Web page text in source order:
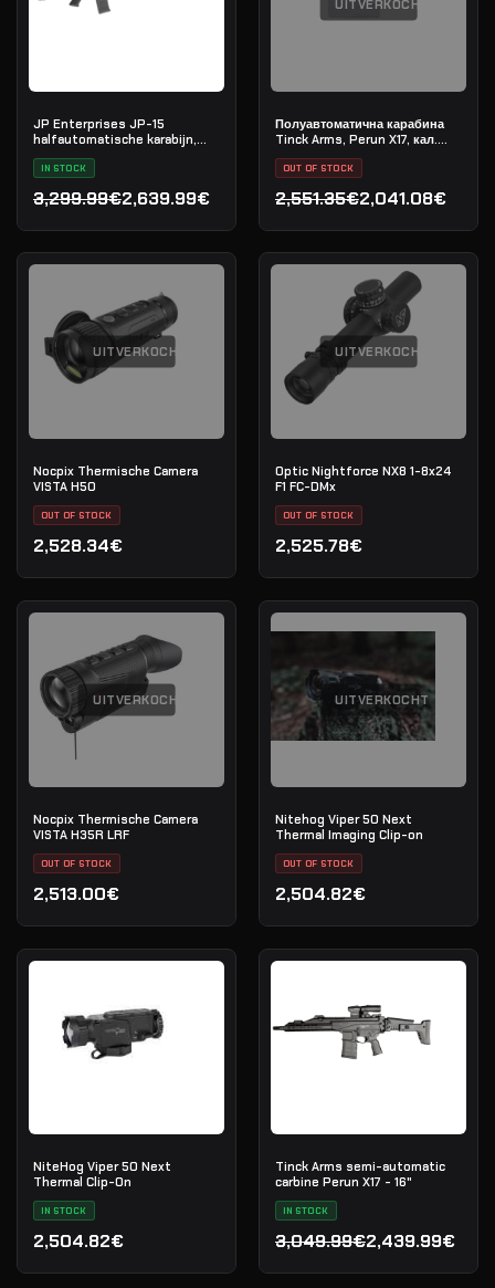
JP Enterprises JP-15
halfautomatische karabijn,
.223 Rem
IN STOCK
3,299.99€
Oorspronkelijke prijs was: 3,299.99€.
2,639.99€
Huidige prijs is: 2,639.99€.
UITVERKOCHT
Полуавтоматична карабина
Tinck Arms, Perun X17, кал.
.308 Win, дължина на цевта
12,5"
OUT OF STOCK
2,551.35€
Oorspronkelijke prijs
2,041.08€
Huidige prijs is:
UITVERKOCHT
Nocpix Thermische Camera
VISTA H50
OUT OF STOCK
2,528.34€
UITVERKOCHT
Optic Nightforce NX8 1-8x24
F1 FC-DMx
OUT OF STOCK
2,525.78€
UITVERKOCHT
Nocpix Thermische Camera
VISTA H35R LRF
OUT OF STOCK
2,513.00€
UITVERKOCHT
Nitehog Viper 50 Next
Thermal Imaging Clip-on
OUT OF STOCK
2,504.82€
NiteHog Viper 50 Next
Thermal Clip-On
IN STOCK
2,504.82€
Tinck Arms semi-automatic
carbine Perun X17 - 16"
IN STOCK
3,049.99€
Oorspronkelijke prijs
2,439.99€
Huidige prijs is: